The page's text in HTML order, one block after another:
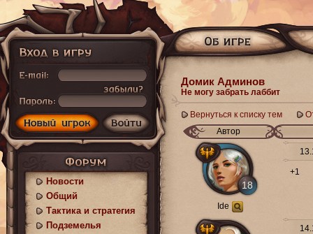
Домик Админов
Не могу забрать лаббит
Вернуться к списку тем
Автор
18
Ide
+1
Новости
Общий
Тактика и стратегия
Подземелья